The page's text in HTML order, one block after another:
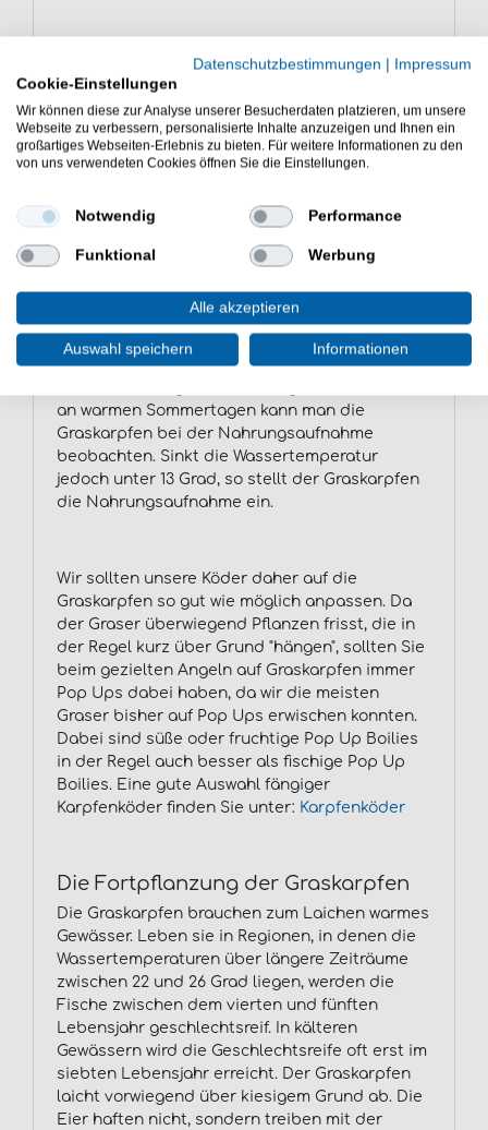
Der Graskarpfen ist ein
Pflanzenvernichter
Seiner Eigenschaft als Pflanzenvernichter hat
es der Graskarpfen zu verdanken, dass er in
europäischen Gewässern angesiedelt wurde.
10 Zentimetern ernährt sich der Graskarpfen
von kleinen Lebewesen. Nach dieser Zeit
wechselt er zu einer rein pflanzlichen
hungrig durch das Gewässer und kann an einem
einzigen Tag das doppelte seines
Körpergewichts an Nahrung aufnehmen. Er
frisst Wasserpflanzen, wobei der die jungen
an warmen Sommertagen kann man die
Graskarpfen bei der Nahrungsaufnahme
beobachten. Sinkt die Wassertemperatur
jedoch unter 13 Grad, so stellt der Graskarpfen
die Nahrungsaufnahme ein.
Wir sollten unsere Köder daher auf die
Graskarpfen so gut wie möglich anpassen. Da
der Graser überwiegend Pflanzen frisst, die in
der Regel kurz über Grund "hängen", sollten Sie
beim gezielten Angeln auf Graskarpfen immer
Pop Ups dabei haben, da wir die meisten
Graser bisher auf Pop Ups erwischen konnten.
Dabei sind süße oder fruchtige Pop Up Boilies
in der Regel auch besser als fischige Pop Up
Boilies. Eine gute Auswahl fängiger
Karpfenköder finden Sie unter: Karpfenköder
Die Fortpflanzung der Graskarpfen
Die Graskarpfen brauchen zum Laichen warmes
Gewässer. Leben sie in Regionen, in denen die
Wassertemperaturen über längere Zeiträume
zwischen 22 und 26 Grad liegen, werden die
Fische zwischen dem vierten und fünften
Lebensjahr geschlechtsreif. In kälteren
Gewässern wird die Geschlechtsreife oft erst im
siebten Lebensjahr erreicht. Der Graskarpfen
laicht vorwiegend über kiesigem Grund ab. Die
Eier haften nicht, sondern treiben mit der
Datenschutzbestimmungen | Impressum
Cookie-Einstellungen
Wir können diese zur Analyse unserer Besucherdaten platzieren, um unsere
Webseite zu verbessern, personalisierte Inhalte anzuzeigen und Ihnen ein
großartiges Webseiten-Erlebnis zu bieten. Für weitere Informationen zu den
von uns verwendeten Cookies öffnen Sie die Einstellungen.
Notwendig Performance
Funktional Werbung
Alle akzeptieren
Auswahl speichern Informationen